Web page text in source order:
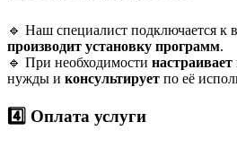
🔹 Наш специалист подключается к
производит установку программ.
🔹 При необходимости настраивает
нужды и консультирует по её
4️⃣ Оплата услуги